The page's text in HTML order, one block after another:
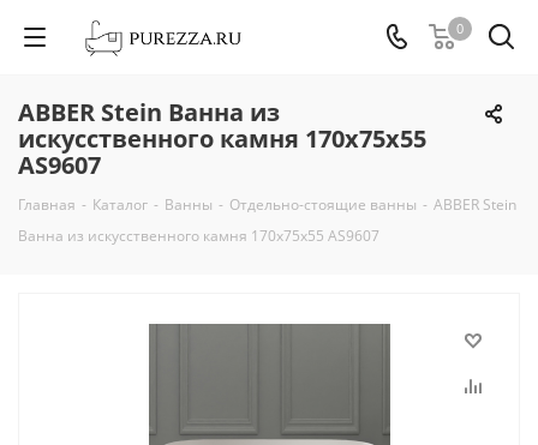
0
ABBER Stein Ванна из
искусственного камня 170х75х55
AS9607
Главная - Каталог - Ванны - Отдельно-стоящие ванны - ABBER Stein
Ванна из искусственного камня 170х75х55 AS9607